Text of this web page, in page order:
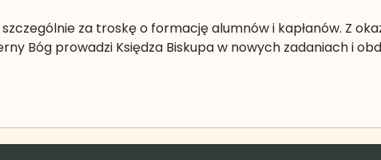
za troskę o formację alumnów i kapłanów. Z
Bóg prowadzi Księdza Biskupa w nowych zadaniach i